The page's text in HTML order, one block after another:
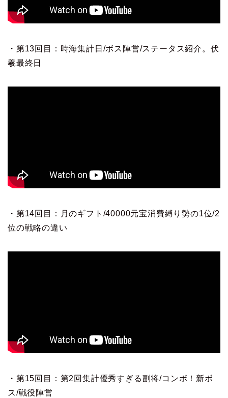
・第13回目：時海集計日/ボス陣営/ステータス紹介。伏
羲最終日
・第14回目：月のギフト/40000元宝消費縛り勢の1位/2
位の戦略の違い
・第15回目：第2回集計優秀すぎる副将/コンボ！新ボ
ス/戦役陣営